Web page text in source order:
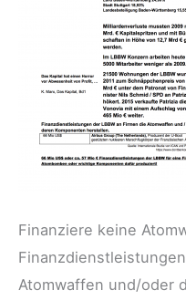
Finanziere keine
Atomwaffen und/oder